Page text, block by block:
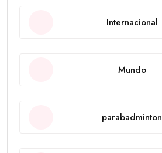
Internacional
Mundo
parabadminton